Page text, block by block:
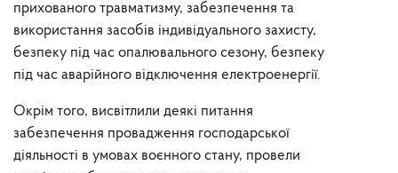
прихованого травматизму, забезпечення та
використання засобів індивідуального захисту,
безпеку під час опалювального сезону, безпеку
під час аварійного відключення електроенергії.
Окрім того, висвітлили деякі питання
забезпечення провадження господарської
діяльності в умовах воєнного стану, провели